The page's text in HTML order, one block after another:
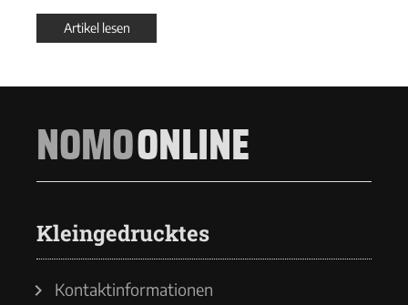
Artikel lesen
NOMOONLINE
Kleingedrucktes
Kontaktinformationen